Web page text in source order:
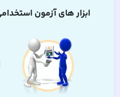
ابزار هایآزمون